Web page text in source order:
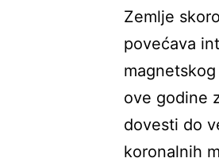
Zemlje
povećava
ove godine
dovesti do
koronalnih